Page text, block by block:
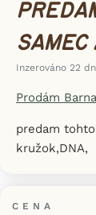
Inzerováno 22
Prodám
predam
kružok,DNA,
CENA